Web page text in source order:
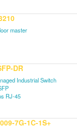
master
DR
Industrial Switch
RJ-45
7G-1C-1S+